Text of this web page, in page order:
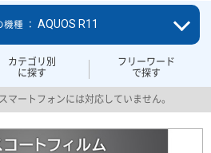
カテゴリ別
に探す
フリーワード
で探す
種 ： AQUOS R11
マートフォンには対応していません。